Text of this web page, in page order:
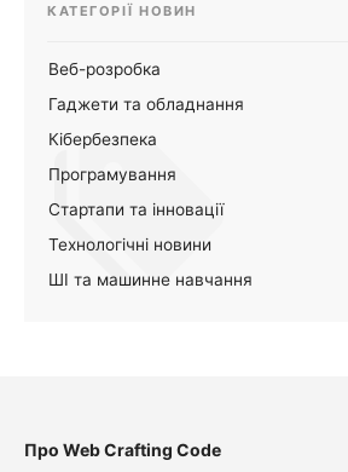
КАТЕГОРІЇ НОВИН
Веб-розробка
Гаджети та обладнання
Кібербезпека
Програмування
Стартапи та інновації
Технологічні новини
ШІ та машинне навчання
Про Web Crafting Code